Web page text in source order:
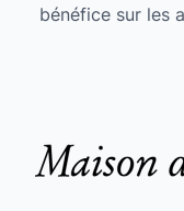
bénéfice sur les